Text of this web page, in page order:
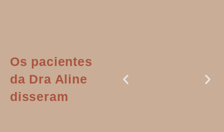
Os pacientes
da Dra Aline
disseram